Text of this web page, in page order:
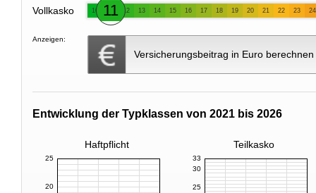
Vollkasko 10 11 12 13 14 15 16 17 18 19 20 21 22 23 24
Anzeigen:
Versicherungsbeitrag in Euro berechnen
Entwicklung der Typklassen von 2021 bis 2026
Haftpflicht Teilkasko
20
25
25
30
33